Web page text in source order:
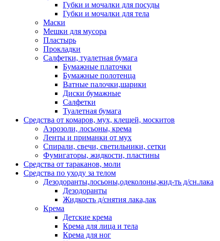
Губки и мочалки для посуды
Губки и мочалки для тела
Маски
Мешки для мусора
Пластырь
Прокладки
Салфетки, туалетная бумага
Бумажные платочки
Бумажные полотенца
Ватные палочки,шарики
Диски бумажные
Салфетки
Туалетная бумага
Средства от комаров, мух, клещей, москитов
Аэрозоли, лосьоны, крема
Ленты и приманки от мух
Спирали, свечи, светильники, сетки
Фумигаторы, жидкости, пластины
Средства от тараканов, моли
Средства по уходу за телом
Дезодоранты,лосьоны,одеколоны,жид-ть д/сн.лака
Дезодоранты
Жидкость д/снятия лака,лак
Крема
Детские крема
Крема для лица и тела
Крема для ног